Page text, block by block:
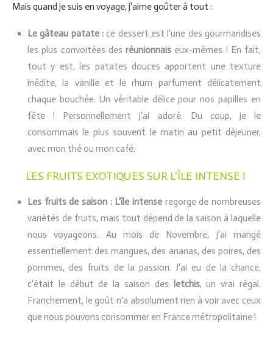
Mais quand je suis en voyage, j'aime goûter à tout :
Le gâteau patate : ce dessert est l'une des gourmandises
les plus convoitées des réunionnais eux-mêmes ! En fait,
tout y est, les patates douces apportent une texture
inédite, la vanille et le rhum parfument délicatement
chaque bouchée. Un véritable délice pour nos papilles en
fête ! Personnellement j'ai adoré. Du coup, je le
consommais le plus souvent le matin au petit déjeuner,
avec mon thé ou mon café.
LES FRUITS EXOTIQUES SUR L'ÎLE INTENSE !
Les fruits de saison : L'île intense regorge de nombreuses
variétés de fruits, mais tout dépend de la saison à laquelle
nous voyageons. Au mois de Novembre, j'ai mangé
essentiellement des mangues, des ananas, des poires, des
pommes, des fruits de la passion. J'ai eu de la chance,
c'était le début de la saison des
letchis, un vrai régal.
Franchement, le goût n'a absolument rien à voir avec ceux
que nous pouvons consommer en France métropolitaine !